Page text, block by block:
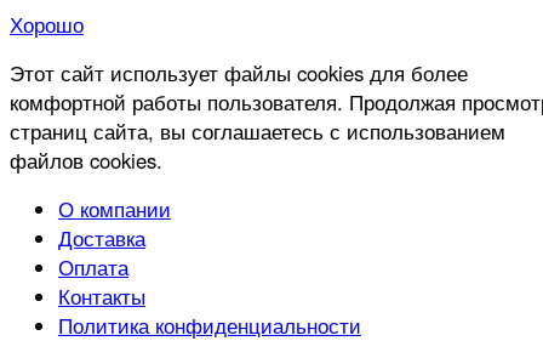
Хорошо
Этот сайт использует файлы cookies для более
комфортной работы пользователя. Продолжая
страниц сайта, вы соглашаетесь с использованием
файлов cookies.
О компании
Доставка
Оплата
Контакты
Политика конфиденциальности